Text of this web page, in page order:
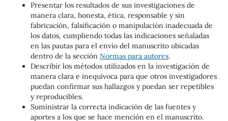
Presentar los resultados de sus investigaciones de
manera clara, honesta, ética, responsable y sin
fabricación, falsificación o manipulación inadecuada de
los datos, cumpliendo todas las indicaciones señaladas
en las pautas para el envío del manuscrito ubicadas
dentro de la sección Normas para autores.
Describir los métodos utilizados en la investigación de
manera clara e inequívoca para que otros investigadores
puedan confirmar sus hallazgos y puedan ser repetibles
y reproducibles.
Suministrar la correcta indicación de las fuentes y
aportes a los que se hace mención en el manuscrito.